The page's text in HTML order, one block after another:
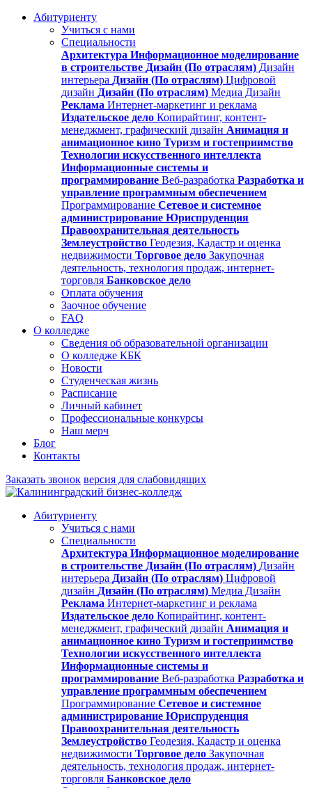
Абитуриенту
Учиться с нами
Специальности
Архитектура Информационное моделирование
в строительстве Дизайн (По отраслям) Дизайн
интерьера Дизайн (По отраслям) Цифровой
дизайн Дизайн (По отраслям) Медиа Дизайн
Реклама Интернет-маркетинг и реклама
Издательское дело Копирайтинг, контент-
менеджмент, графический дизайн Анимация и
анимационное кино Туризм и гостеприимство
Технологии искусственного интеллекта
Информационные системы и
программирование Веб-разработка Разработка и
управление программным обеспечением
Программирование Сетевое и системное
администрирование Юриспруденция
Правоохранительная деятельность
Землеустройство Геодезия, Кадастр и оценка
недвижимости Торговое дело Закупочная
деятельность, технология продаж, интернет-
торговля Банковское дело
Оплата обучения
Заочное обучение
FAQ
О колледже
Сведения об образовательной организации
О колледже КБК
Новости
Студенческая жизнь
Расписание
Личный кабинет
Профессиональные конкурсы
Наш мерч
Блог
Контакты
Заказать звонок версия для слабовидящих
Абитуриенту
Учиться с нами
Специальности
Архитектура Информационное моделирование
в строительстве Дизайн (По отраслям) Дизайн
интерьера Дизайн (По отраслям) Цифровой
дизайн Дизайн (По отраслям) Медиа Дизайн
Реклама Интернет-маркетинг и реклама
Издательское дело Копирайтинг, контент-
менеджмент, графический дизайн Анимация и
анимационное кино Туризм и гостеприимство
Технологии искусственного интеллекта
Информационные системы и
программирование Веб-разработка Разработка и
управление программным обеспечением
Программирование Сетевое и системное
администрирование Юриспруденция
Правоохранительная деятельность
Землеустройство Геодезия, Кадастр и оценка
недвижимости Торговое дело Закупочная
деятельность, технология продаж, интернет-
торговля Банковское дело